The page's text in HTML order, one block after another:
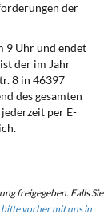
der
9 Uhr und endet
der im Jahr
8 in 46397
des gesamten
per E-
freigegeben. Falls Sie
bitte vorher mit uns in